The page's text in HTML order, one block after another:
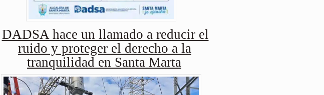
DADSA hace un llamado a reducir el
ruido y proteger el derecho a la
tranquilidad en Santa Marta